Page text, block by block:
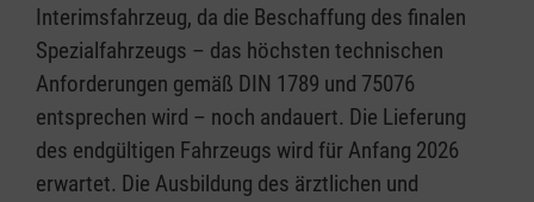
Interimsfahrzeug, da die Beschaffung des finalen
Spezialfahrzeugs – das höchsten technischen
Anforderungen gemäß DIN 1789 und 75076
entsprechen wird – noch andauert. Die Lieferung
des endgültigen Fahrzeugs wird für Anfang 2026
erwartet. Die Ausbildung des ärztlichen und